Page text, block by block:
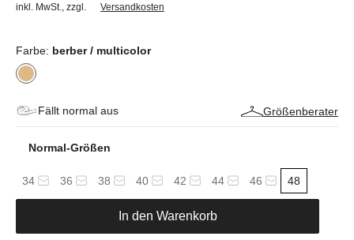
inkl. MwSt. zzgl. Versandkosten
Farbe: berber / multicolor
Fällt normal aus Größenberater
Normal-Größen
34 36 38 40 42 44 46 48
In den Warenkorb